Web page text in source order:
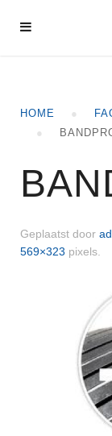
HOME
Geplaatst door
569×323 pixels.